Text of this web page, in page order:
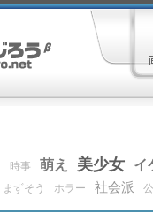
時事 萌え 美少女 イ
まずそう ホラー 社会派